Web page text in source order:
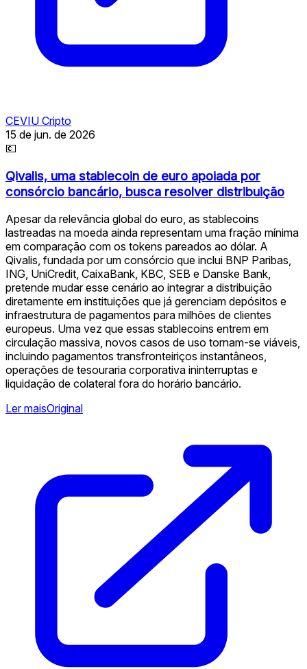
CEVIU Cripto
15 de jun. de 2026
💶
Qivalis, uma stablecoin de euro apoiada por
consórcio bancário, busca resolver distribuição
Apesar da relevância global do euro, as stablecoins
lastreadas na moeda ainda representam uma fração mínima
em comparação com os tokens pareados ao dólar. A
Qivalis, fundada por um consórcio que inclui BNP Paribas,
ING, UniCredit, CaixaBank, KBC, SEB e Danske Bank,
pretende mudar esse cenário ao integrar a distribuição
diretamente em instituições que já gerenciam depósitos e
infraestrutura de pagamentos para milhões de clientes
europeus. Uma vez que essas stablecoins entrem em
circulação massiva, novos casos de uso tornam-se viáveis,
incluindo pagamentos transfronteiriços instantâneos,
operações de tesouraria corporativa ininterruptas e
liquidação de colateral fora do horário bancário.
Ler maisOriginal